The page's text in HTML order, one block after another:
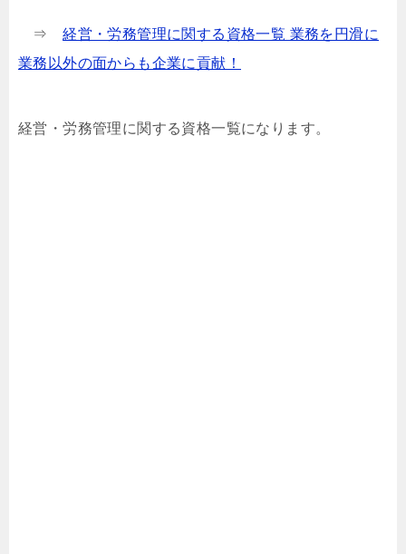
⇒経営・労務管理に関する資格一覧 業務を円滑に
業務以外の面からも企業に貢献！
経営・労務管理に関する資格一覧になります。